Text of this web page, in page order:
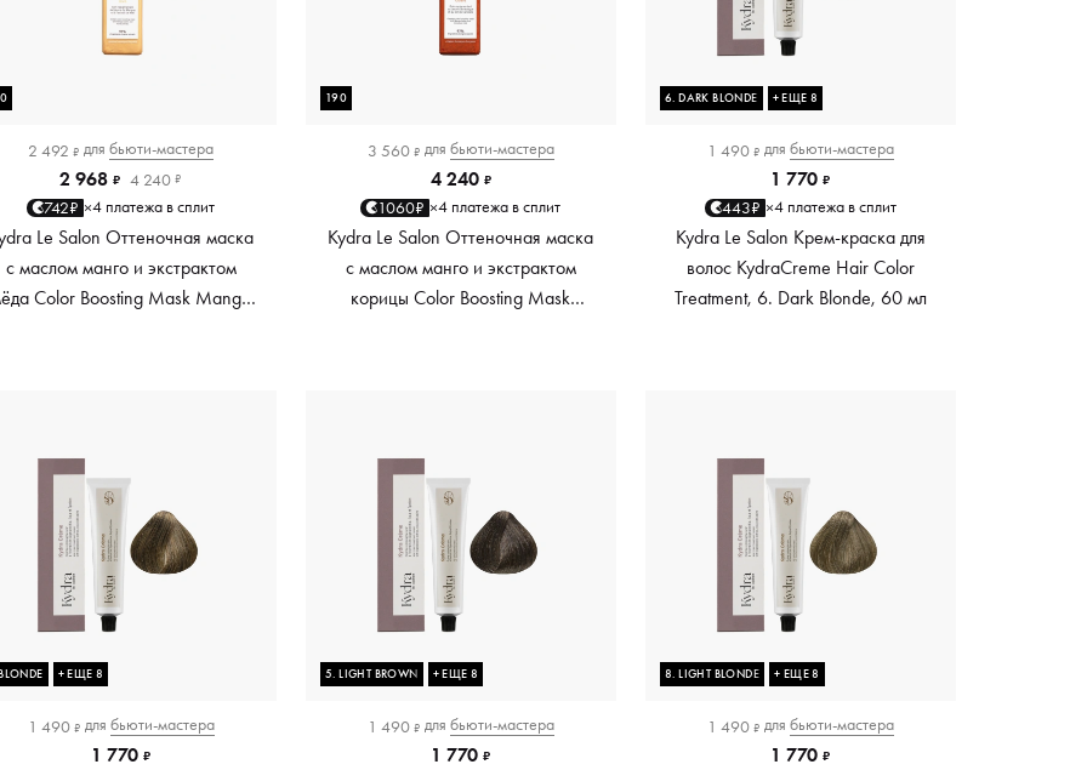
2 492 ₽ для бьюти-мастера
2 968 ₽ 4 240 ₽
742₽ ×4 платежа в сплит
Le Salon Оттеночная маска
с маслом манго и экстрактом
Color Boosting Mask Mango
190
3 560 ₽ для бьюти-мастера
4 240 ₽
1060₽ ×4 платежа в сплит
Kydra Le Salon Оттеночная маска
с маслом манго и экстрактом
корицы Color Boosting Mask
6. DARK BLONDE + ЕЩЕ 8
1 490 ₽ для бьюти-мастера
1 770 ₽
443₽ ×4 платежа в сплит
Kydra Le Salon Крем-краска для
волос KydraCreme Hair Color
Treatment, 6. Dark Blonde, 60 мл
+ ЕЩЕ 8
1 490 ₽ для бьюти-мастера
1 770 ₽
5. LIGHT BROWN + ЕЩЕ 8
1 490 ₽ для бьюти-мастера
1 770 ₽
8. LIGHT BLONDE + ЕЩЕ 8
1 490 ₽ для бьюти-мастера
1 770 ₽